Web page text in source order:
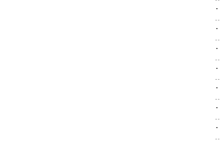
·
·
·
·
·
·
·